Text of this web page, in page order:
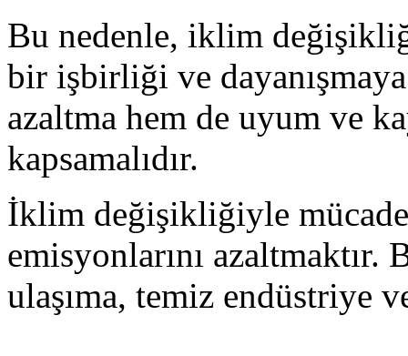
Bu nedenle, iklim
bir işbirliği ve
azaltma hem de uyum ve
kapsamalıdır.
İklim değişikliğiyle
emisyonlarını
ulaşıma, temiz endüstriye